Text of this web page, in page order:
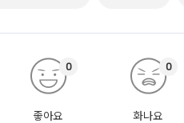
좋아요
0
화나요
0